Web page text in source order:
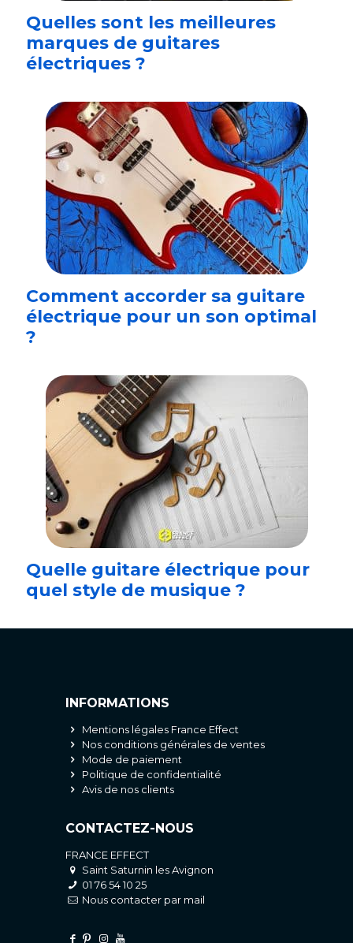
Quelles sont les meilleures
marques de guitares
électriques ?
Comment accorder sa guitare
électrique pour un son optimal
?
Quelle guitare électrique pour
quel style de musique ?
INFORMATIONS
Mentions légales France Effect
Nos conditions générales de ventes
Mode de paiement
Politique de confidentialité
Avis de nos clients
CONTACTEZ-NOUS
FRANCE EFFECT
Saint Saturnin les Avignon
01 76 54 10 25
Nous contacter par mail